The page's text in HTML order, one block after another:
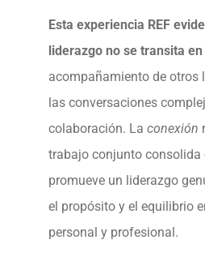
Esta experiencia REF
liderazgo no se transita
acompañamiento de otros
las conversaciones
colaboración. La conexión
trabajo conjunto consolida
promueve un liderazgo
el propósito y el equilibrio
personal y profesional.